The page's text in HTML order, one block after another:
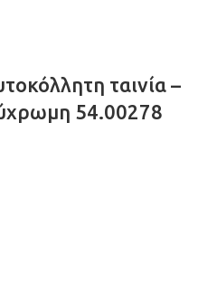
ταινία –
54.00278